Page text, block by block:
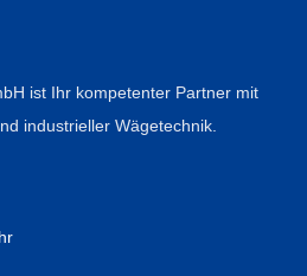
ist Ihr kompetenter Partner mit
industrieller Wägetechnik.